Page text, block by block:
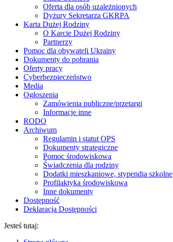
Oferta dla osób uzależnionych
Dyżury Sekretarza GKRPA
Karta Dużej Rodziny
O Karcie Dużej Rodziny
Partnerzy
Pomoc dla obywateli Ukrainy
Dokumenty do pobrania
Oferty pracy
Cyberbezpieczeństwo
Media
Ogłoszenia
Zamówienia publiczne/przetargi
Informacje inne
RODO
Archiwum
Regulamin i statut OPS
Dokumenty strategiczne
Pomoc środowiskowa
Świadczenia dla rodziny
Dodatki mieszkaniowe, stypendia szkolne
Profilaktyka środowiskowa
Inne dokumenty
Dostępność
Deklaracja Dostępności
Jesteś tutaj: